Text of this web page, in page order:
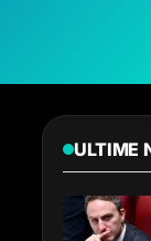
ULTIME